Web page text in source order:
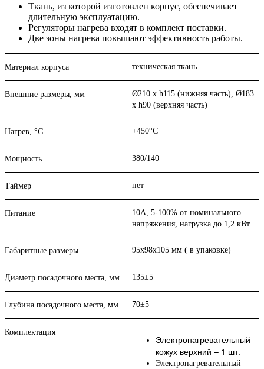
Ткань, из которой изготовлен корпус, обеспечивает
длительную эксплуатацию.
Регуляторы нагрева входят в комплект поставки.
Две зоны нагрева повышают эффективность работы.
Материал корпуса техническая ткань
Внешние размеры, мм
Ø210 х h115 (нижняя часть), Ø183
х h90 (верхняя часть)
Нагрев, °С +450°С
Мощность 380/140
Таймер нет
Питание
10А, 5-100% от номинального
напряжения, нагрузка до 1,2 кВт.
Габаритные размеры 95х98х105 мм ( в упаковке)
Диаметр посадочного места, мм 135±5
Глубина посадочного места, мм 70±5
Комплектация
Электронагревательный
кожух верхний – 1 шт.
Электронагревательный